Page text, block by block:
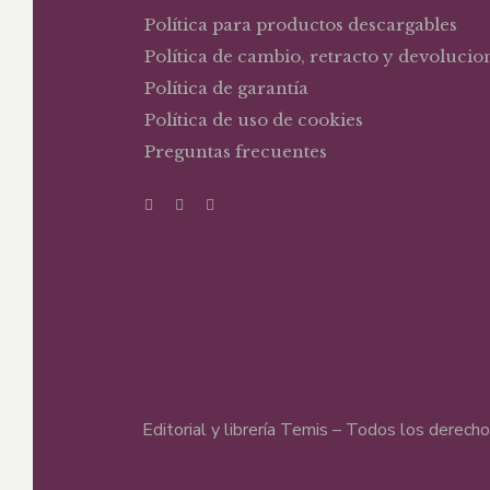
Política para productos descargables
Política de cambio, retracto y
Política de garantía
Política de uso de cookies
Preguntas frecuentes
Editorial y librería Temis – Todos los